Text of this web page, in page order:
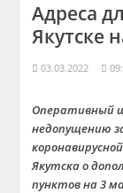
Адреса
Якутске
03.03.2022
Оперативный
недопущению
Якутска о
пунктов на 3